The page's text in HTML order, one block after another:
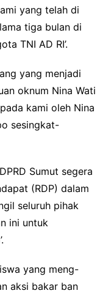
yang telah di
tiga bulan di
TNI AD RI’.
yang menjadi
oknum Nina Wati
kami oleh Nina
sesingkat-
Sumut segera
(RDP) dalam
seluruh pihak
ini untuk
yang meng-
aksi bakar ban